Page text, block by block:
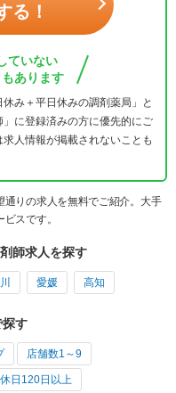
る！
ていない
あります
み＋平日休みの調剤薬局」と
に登録済みの方に優先的にご
人情報が掲載されないことも
りの求人を無料でご紹介。大手
スです。
師求人を探す
愛媛 高知
探す
店舗数1～9
日120日以上